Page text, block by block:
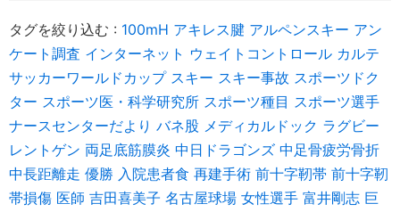
タグを絞り込む : 100mH アキレス腱 アルペンスキー アン
ケート調査 インターネット ウェイトコントロール カルテ
サッカーワールドカップ スキー スキー事故 スポーツドク
ター スポーツ医・科学研究所 スポーツ種目 スポーツ選手
ナースセンターだより バネ股 メディカルドック ラグビー
レントゲン 両足底筋膜炎 中日ドラゴンズ 中足骨疲労骨折
中長距離走 優勝 入院患者食 再建手術 前十字靭帯 前十字靭
帯損傷 医師 吉田喜美子 名古屋球場 女性選手 富井剛志 巨